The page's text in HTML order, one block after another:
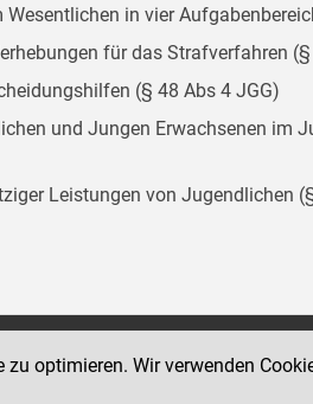
in vier
für das Strafverfahren
(§ 48 Abs 4 JGG)
und Jungen Erwachsenen im
Leistungen von Jugendlichen
Social Media Kanäle
optimieren. Wir verwenden